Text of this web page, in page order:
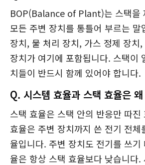
BOP(Balance of Plant)는 스택을
모든 주변 장치를 통틀어 부르는 말
장치, 물 처리 장치, 가스 정제 장치
장치가 여기에 포함됩니다. 스택이
치들이 반드시 함께 있어야 합니다.
Q. 시스템 효율과 스택 효율은
스택 효율은 스택 안의 반응만 따진
효율은 주변 장치까지 쓴 전기 전체
율입니다. 주변 장치도 전기를 쓰기
율은 항상 스택 효율보다 낮습니다.